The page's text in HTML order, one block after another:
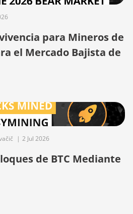
para Mineros de
el Mercado Bajista de
| 2 Jul 2026
de BTC Mediante